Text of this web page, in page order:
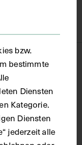
bzw.
bestimmte
Diensten
Kategorie.
Diensten
jederzeit alle